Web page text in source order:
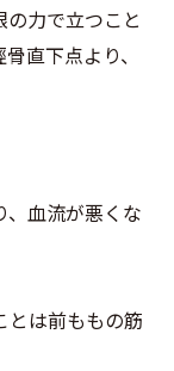
力で立つこと
直下点より、
、血流が悪くな
とは前ももの筋